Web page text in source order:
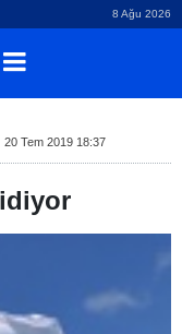
8 Ağu 2026
20 Tem 2019 18:37